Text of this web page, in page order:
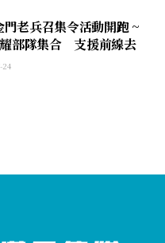
老兵召集令活動開跑 ~
部隊集合 支援前線去
24